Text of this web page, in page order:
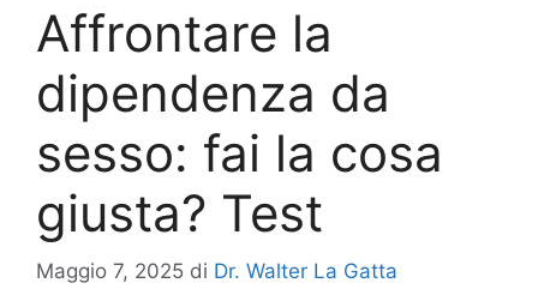
Affrontare la
dipendenza da
sesso: fai la cosa
giusta? Test
Maggio 7, 2025 di Dr. Walter La Gatta